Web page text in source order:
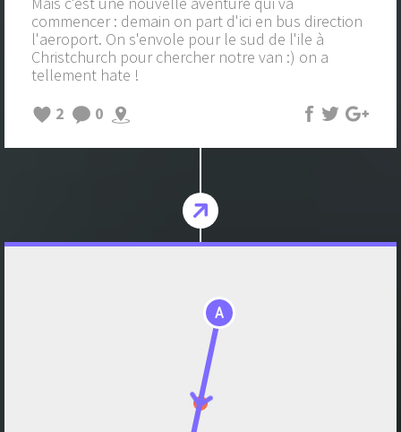
commencer : demain on part d'ici en bus direction
l'aeroport. On s'envole pour le sud de l'ile à
Christchurch pour chercher notre van :) on a
tellement hate !
2
0
A